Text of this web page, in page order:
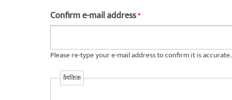
Confirm e-mail address*
Please re-type your e-mail address to confirm it is accurate.
वैयक्तिक